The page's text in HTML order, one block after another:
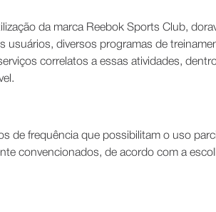
da marca Reebok Sports Club,
usuários, diversos programas de
correlatos a essas atividades,
de frequência que possibilitam o uso
convencionados, de acordo com a